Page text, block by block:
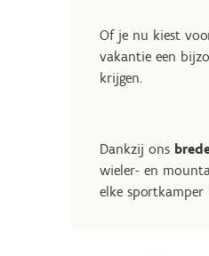
Of je nu kiest
vakantie een
krijgen.
Dankzij ons
wieler- en
elke sportkamper